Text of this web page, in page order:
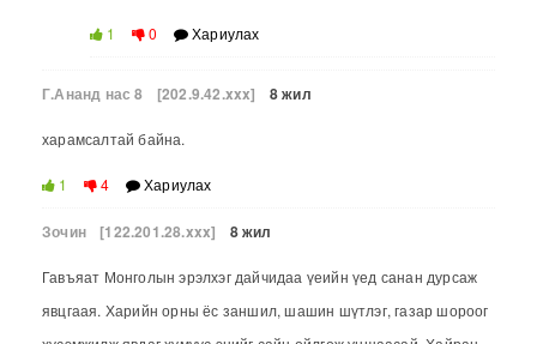
1 0 Хариулах
Г.Ананд нас 8 [202.9.42.xxx] 8 жил
харамсалтай байна.
1 4 Хариулах
Зочин [122.201.28.xxx] 8 жил
Гавъяат Монголын эрэлхэг дайчидаа үеийн үед санан дурсаж
явцгаая. Харийн орны ёс заншил, шашин шүтлэг, газар шороог